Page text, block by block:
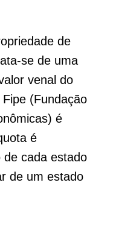
de
se de uma
venal do
(Fundação
é
é
de cada estado
de um estado